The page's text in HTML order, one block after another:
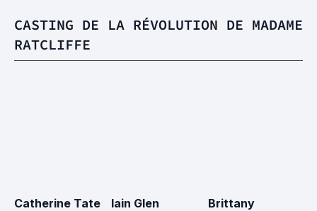
CASTING DE LA RÉVOLUTION DE MADAME
RATCLIFFE
Catherine Tate
Iain Glen
Brittany